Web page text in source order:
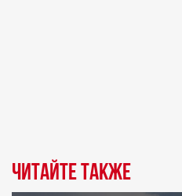
Читайте также